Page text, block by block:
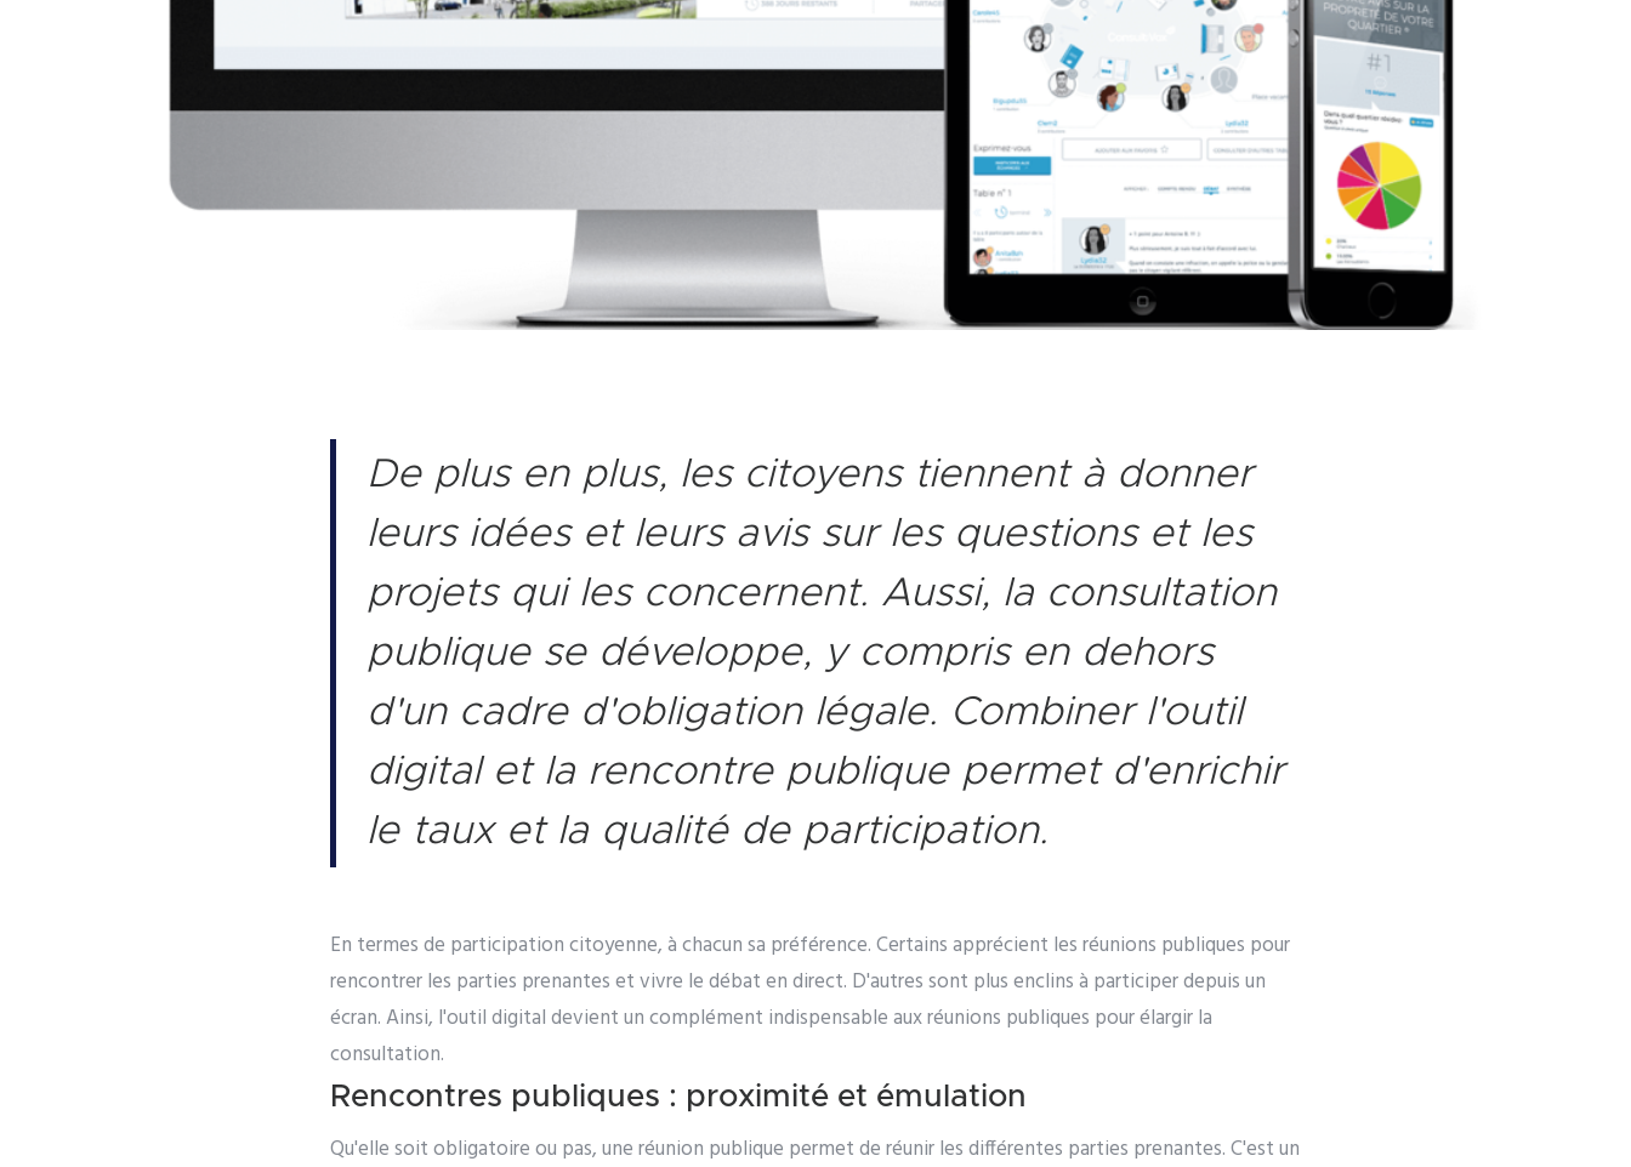
De plus en plus, les citoyens tiennent à donner
leurs idées et leurs avis sur les questions et les
projets qui les concernent. Aussi, la consultation
publique se développe, y compris en dehors
d'un cadre d'obligation légale. Combiner l'outil
digital et la rencontre publique permet d'enrichir
le taux et la qualité de participation.
En termes de participation citoyenne, à chacun sa préférence. Certains apprécient les réunions publiques pour
rencontrer les parties prenantes et vivre le débat en direct. D'autres sont plus enclins à participer depuis un
écran. Ainsi, l'outil digital devient un complément indispensable aux réunions publiques pour élargir la
consultation.
Rencontres publiques : proximité et émulation
Qu'elle soit obligatoire ou pas, une réunion publique permet de réunir les différentes parties prenantes. C'est un